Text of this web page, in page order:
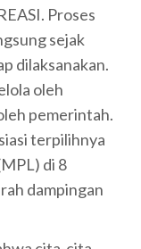
Proses
sejak
dilaksanakan.
oleh
pemerintah.
terpilihnya
di 8
dampingan